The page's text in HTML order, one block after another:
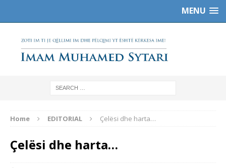
MENU
Home EDITORIAL Çelësi dhe harta…
Çelësi dhe harta…